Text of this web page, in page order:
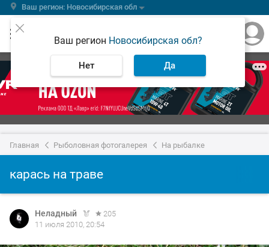
Ваш регион: Новосибирская обл
Ваш регион Новосибирская обл?
Нет Да
Главная Рыболовная фотогалерея На рыбалке
карась на траве
Неладный
205
11 июля 2010, 20:54